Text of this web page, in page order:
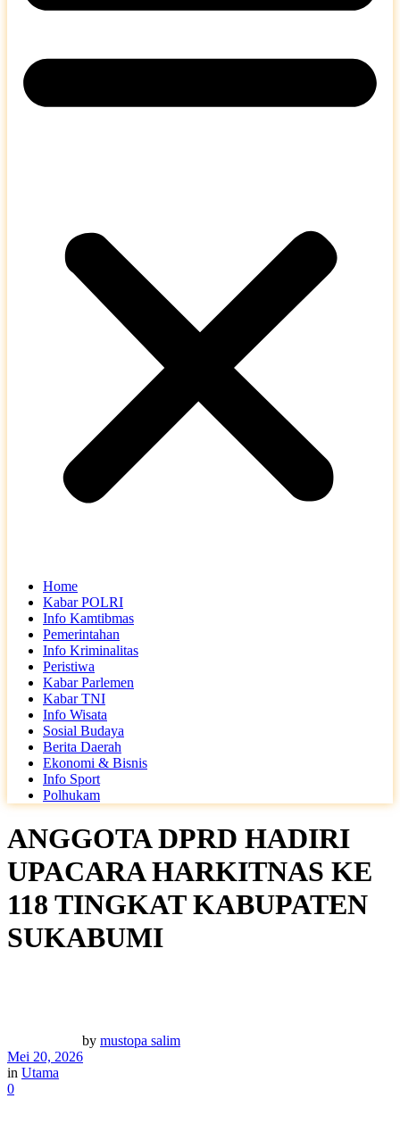
Home
Kabar POLRI
Info Kamtibmas
Pemerintahan
Info Kriminalitas
Peristiwa
Kabar Parlemen
Kabar TNI
Info Wisata
Sosial Budaya
Berita Daerah
Ekonomi & Bisnis
Info Sport
Polhukam
ANGGOTA DPRD HADIRI
UPACARA HARKITNAS KE
118 TINGKAT KABUPATEN
SUKABUMI
by mustopa salim
Mei 20, 2026
in Utama
0